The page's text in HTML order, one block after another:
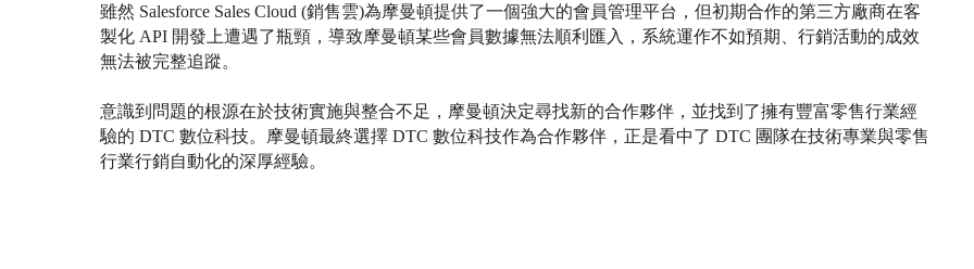
雖然 Salesforce Sales Cloud (銷售雲)為摩曼頓提供了一個強大的會員管理平台，但初期合作的第三方廠商在客
製化 API 開發上遭遇了瓶頸，導致摩曼頓某些會員數據無法順利匯入，系統運作不如預期、行銷活動的成效
無法被完整追蹤。
意識到問題的根源在於技術實施與整合不足，摩曼頓決定尋找新的合作夥伴，並找到了擁有豐富零售行業經
驗的 DTC 數位科技。摩曼頓最終選擇 DTC 數位科技作為合作夥伴，正是看中了 DTC 團隊在技術專業與零售
行業行銷自動化的深厚經驗。